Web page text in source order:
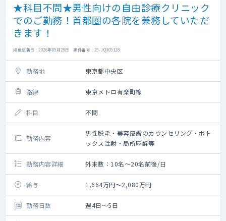
★科目不問★男性向けの自由診療クリニック
でのご勤務！首都圏の各院を兼務していただ
きます！
掲載更新日 : 2026年05月29日 案件番号 : 25-JQ305128
勤務地 東京都中央区
路線 東京メトロ有楽町線
科目 不問
勤務内容
男性脱毛・美容皮膚のカウンセリング・ボト
ックス注射・局所麻酔等
勤務内容詳細 外来数：10名～20名前後/日
給与 1,664万円～2,080万円
勤務日数 週4日～5日